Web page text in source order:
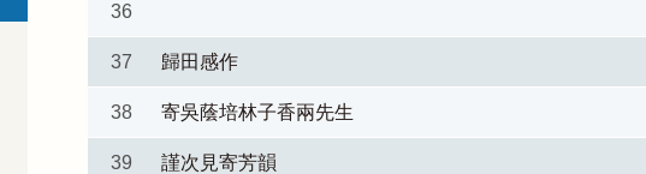
36
37 歸田感作
38 寄吳蔭培林子香兩先生
39 謹次見寄芳韻